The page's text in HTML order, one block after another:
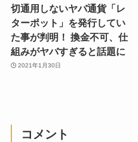
切通用しないヤバ通貨「レ
ターポット」を発行してい
た事が判明！ 換金不可、仕
組みがヤバすぎると話題に
2021年1月30日
コメント